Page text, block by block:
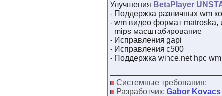
Улучшения BetaPlayer
- Поддержка различных wm
- wm видео формат matroska,
- mips масштабирование
- Исправления gapi
- Исправления c500
- Поддержка wince.net hpc wm
Системные требования:
Разработчик: Gabor Kovacs